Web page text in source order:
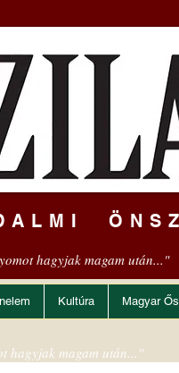
hagyjak magam után..."
Kultúra Magyar
hagyjak magam után..."